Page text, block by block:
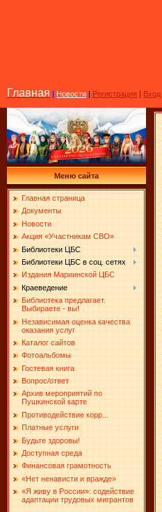
Главная | Новости | Регистрация | Вход
Меню сайта
Главная страница
Документы
Новости
Акция «Участникам СВО»
Библиотеки ЦБС
Библиотеки ЦБС в соц. сетях
Издания Мариинской ЦБС
Краеведение
Библиотека предлагает.
Выбираете - вы!
Независимая оценка качества
оказания услуг
Каталог сайтов
Фотоальбомы
Гостевая книга
Вопрос/ответ
Архив мероприятий по
Пушкинской карте
Противодействие корр...
Платные услуги
Будьте здоровы!
Доступная среда
Финансовая грамотность
«Нет ненависти и вражде»
«Я живу в России»: содействие
адаптации трудовых мигрантов